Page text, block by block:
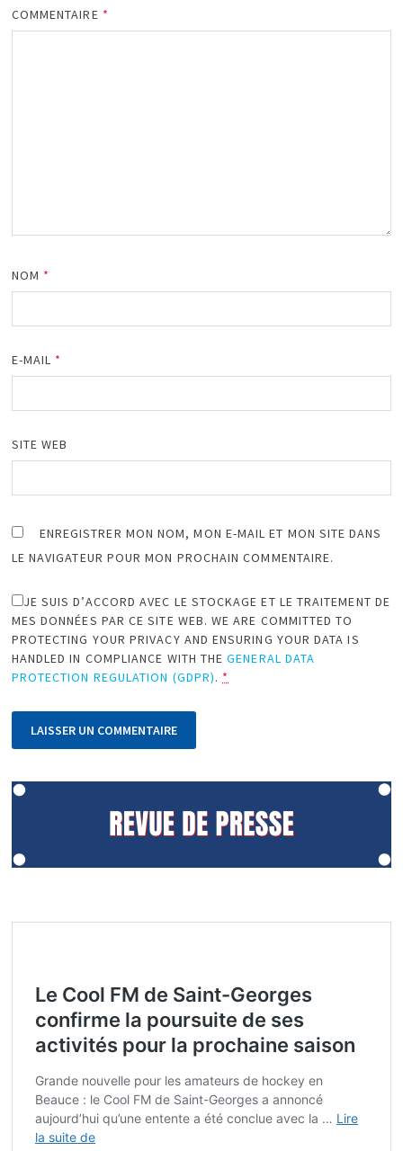
COMMENTAIRE *
NOM *
E-MAIL *
SITE WEB
ENREGISTRER MON NOM, MON E-MAIL ET MON SITE DANS
LE NAVIGATEUR POUR MON PROCHAIN COMMENTAIRE.
JE SUIS D’ACCORD AVEC LE STOCKAGE ET LE TRAITEMENT DE
MES DONNÉES PAR CE SITE WEB. WE ARE COMMITTED TO
PROTECTING YOUR PRIVACY AND ENSURING YOUR DATA IS
HANDLED IN COMPLIANCE WITH THEGENERAL DATA
PROTECTION REGULATION (GDPR). *